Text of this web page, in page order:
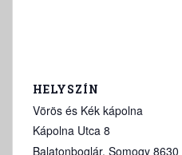
HELYSZÍN
Vörös és Kék kápolna
Kápolna Utca 8
Balatonboglár, Somogy 8630